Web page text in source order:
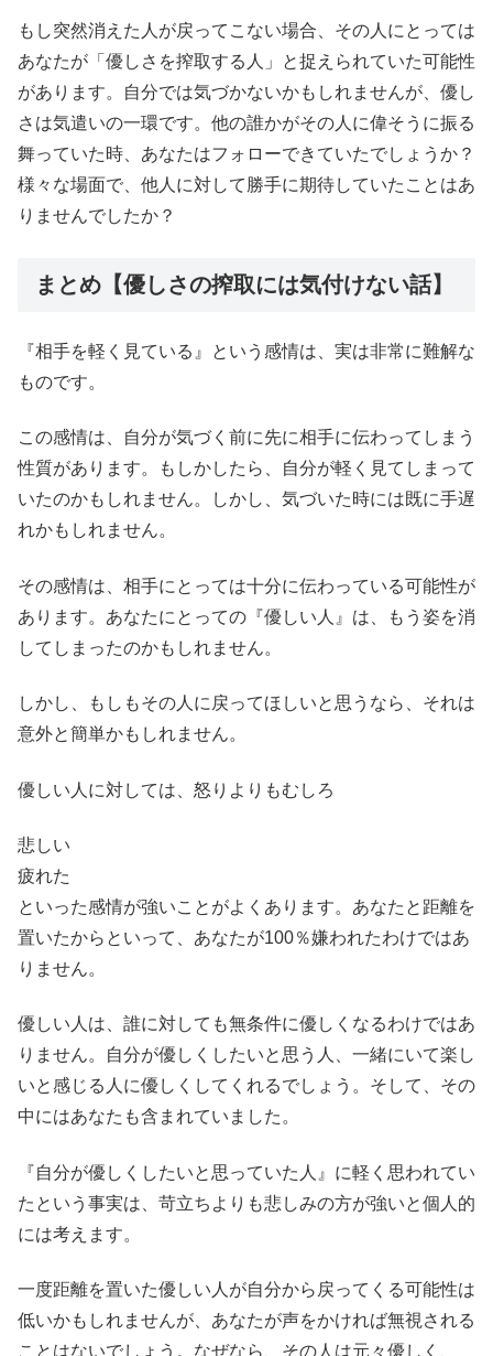
もし突然消えた人が戻ってこない場合、その人にとっては
あなたが「優しさを搾取する人」と捉えられていた可能性
があります。自分では気づかないかもしれませんが、優し
さは気遣いの一環です。他の誰かがその人に偉そうに振る
舞っていた時、あなたはフォローできていたでしょうか？
様々な場面で、他人に対して勝手に期待していたことはあ
りませんでしたか？
まとめ【優しさの搾取には気付けない話】
『相手を軽く見ている』という感情は、実は非常に難解な
ものです。
この感情は、自分が気づく前に先に相手に伝わってしまう
性質があります。もしかしたら、自分が軽く見てしまって
いたのかもしれません。しかし、気づいた時には既に手遅
れかもしれません。
その感情は、相手にとっては十分に伝わっている可能性が
あります。あなたにとっての『優しい人』は、もう姿を消
してしまったのかもしれません。
しかし、もしもその人に戻ってほしいと思うなら、それは
意外と簡単かもしれません。
優しい人に対しては、怒りよりもむしろ
悲しい
疲れた
といった感情が強いことがよくあります。あなたと距離を
置いたからといって、あなたが100％嫌われたわけではあ
りません。
優しい人は、誰に対しても無条件に優しくなるわけではあ
りません。自分が優しくしたいと思う人、一緒にいて楽し
いと感じる人に優しくしてくれるでしょう。そして、その
中にはあなたも含まれていました。
『自分が優しくしたいと思っていた人』に軽く思われてい
たという事実は、苛立ちよりも悲しみの方が強いと個人的
には考えます。
一度距離を置いた優しい人が自分から戻ってくる可能性は
低いかもしれませんが、あなたが声をかければ無視される
ことはないでしょう。なぜなら、その人は元々優しく、